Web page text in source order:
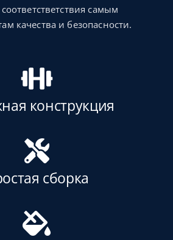
самым
качества и безопасности.
конструкция
сборка